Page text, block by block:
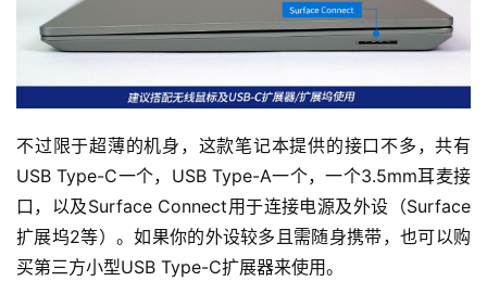
不过限于超薄的机身，这款笔记本提供的接口不多，共有
USB Type-C一个，USB Type-A一个，一个3.5mm耳麦接
口，以及Surface Connect用于连接电源及外设（Surface
扩展坞2等）。如果你的外设较多且需随身携带，也可以购
买第三方小型USB Type-C扩展器来使用。